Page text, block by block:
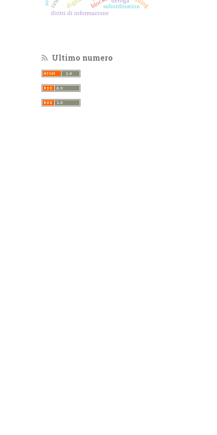
subordination
diritti di informazione
Ultimo numero